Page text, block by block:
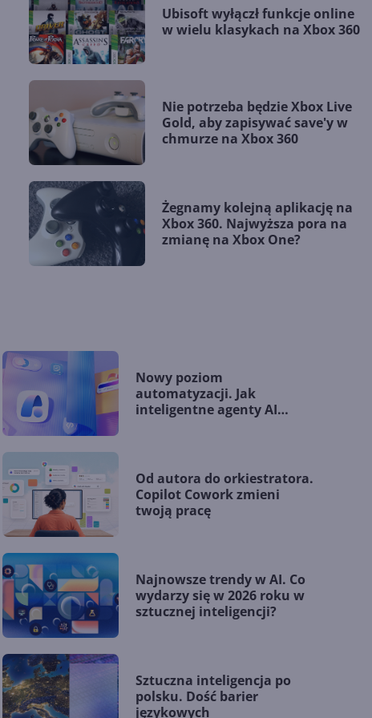
Ubisoft wyłączł funkcje online
w wielu klasykach na Xbox 360
Nie potrzeba będzie Xbox Live
Gold, aby zapisywać save'y w
chmurze na Xbox 360
Żegnamy kolejną aplikację na
Xbox 360. Najwyższa pora na
zmianę na Xbox One?
Nowy poziom
automatyzacji. Jak
inteligentne agenty AI
Od autora do orkiestratora.
Copilot Cowork zmieni
twoją pracę
Najnowsze trendy w AI. Co
wydarzy się w 2026 roku w
sztucznej inteligencji?
Sztuczna inteligencja po
polsku. Dość barier
językowych